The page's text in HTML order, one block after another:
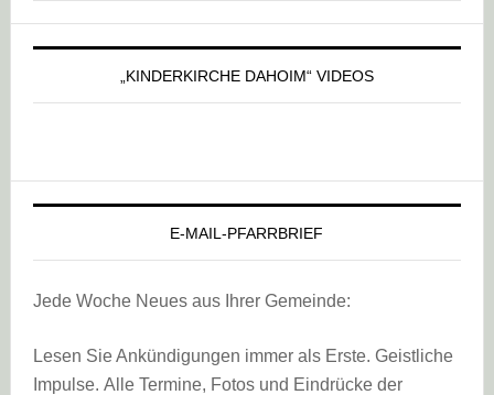
„KINDERKIRCHE DAHOIM“ VIDEOS
E-MAIL-PFARRBRIEF
Jede Woche Neues aus Ihrer Gemeinde:
Lesen Sie Ankündigungen immer als Erste. Geistliche
Impulse. Alle Termine, Fotos und Eindrücke der